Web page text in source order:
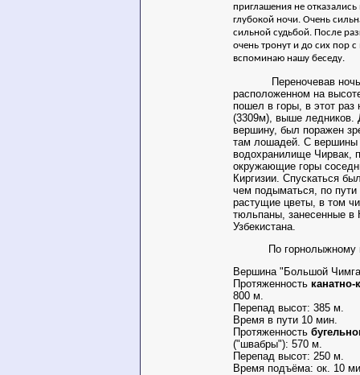
приглашения не
глубокой ночи. Очень
сильной судьбой. После
очень тронут и до сих пор
вспоминаю нашу беседу.
Переночевав ночь в
расположенном на
пошел в горы, в этот раз
(3309м), выше ледников.
вершину, был поражен
там лошадей. С вершины
водохранилище Чирвак,
окружающие горы
Киргизии. Спускаться
чем подыматься, по пути
растущие цветы, в том
тюльпаны, занесенные в
Узбекистана.
По горнолыжному
Вершина "Большой
Протяженность канатно-
800 м.
Перепад высот: 385 м.
Время в пути 10 мин.
Протяженность
("швабры"): 570 м.
Перепад высот: 250 м.
Время подъёма: ок. 10